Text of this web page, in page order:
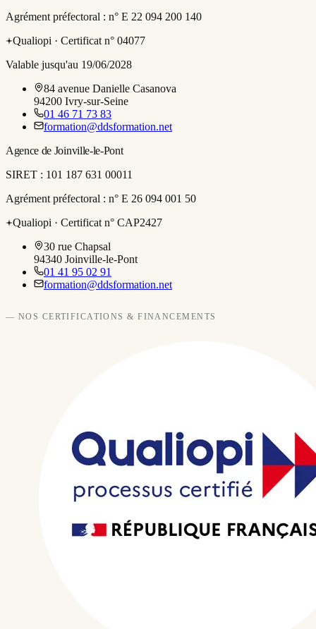
Agrément préfectoral : n° E 22 094 200 140
Qualiopi · Certificat n° 04077
Valable jusqu'au 19/06/2028
84 avenue Danielle Casanova
94200 Ivry-sur-Seine
01 46 71 73 83
formation@ddsformation.net
Agence de Joinville-le-Pont
SIRET : 101 187 631 00011
Agrément préfectoral : n° E 26 094 001 50
Qualiopi · Certificat n° CAP2427
30 rue Chapsal
94340 Joinville-le-Pont
01 41 95 02 91
formation@ddsformation.net
— NOS CERTIFICATIONS & FINANCEMENTS